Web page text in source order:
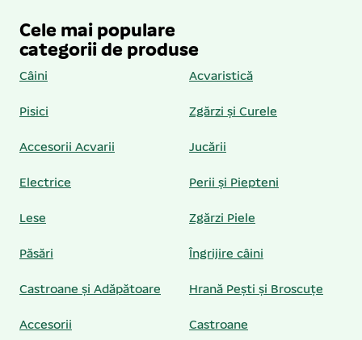
Cele mai populare
categorii de produse
Câini Acvaristică
Pisici Zgărzi și Curele
Accesorii Acvarii Jucării
Electrice Perii și Piepteni
Lese Zgărzi Piele
Păsări Îngrijire câini
Castroane și Adăpătoare Hrană Pești și Broscuțe
Accesorii Castroane